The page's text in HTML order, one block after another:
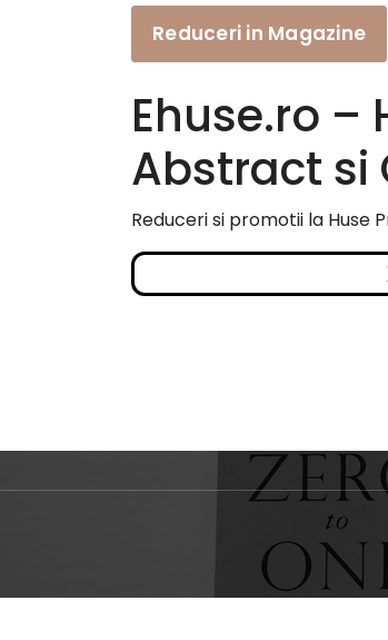
Reduceri in Magazine
Ehuse.ro –
Abstract si
Reduceri si promotii la Huse